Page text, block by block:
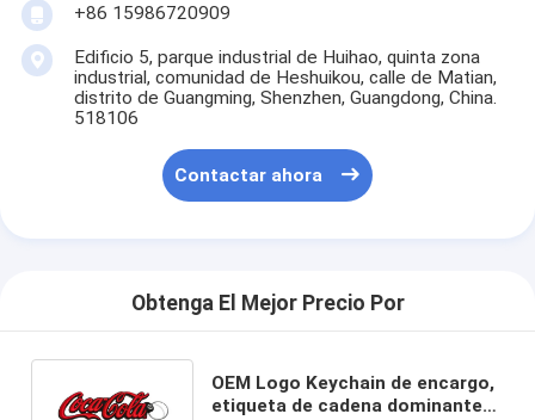
+86 15986720909
Edificio 5, parque industrial de Huihao, quinta zona
industrial, comunidad de Heshuikou, calle de Matian,
distrito de Guangming, Shenzhen, Guangdong, China.
518106
Contactar ahora
Obtenga El Mejor Precio Por
OEM Logo Keychain de encargo,
etiqueta de cadena dominante